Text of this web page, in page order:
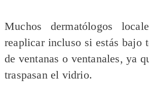
Muchos dermatólogos
reaplicar incluso si estás bajo
de ventanas o ventanales, ya
traspasan el vidrio.